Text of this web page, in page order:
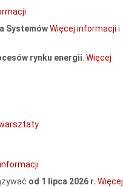
SystemówWięcej informacji i
rynku energii Więcej
.
od 1 lipca 2026 r. Więcej